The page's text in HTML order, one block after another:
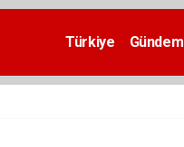
Türkiye Gündem